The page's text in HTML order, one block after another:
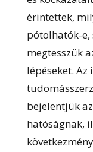
érintettek,
pótolhatók-e,
megtesszük
lépéseket.
bejelentjük
hatóságnak,